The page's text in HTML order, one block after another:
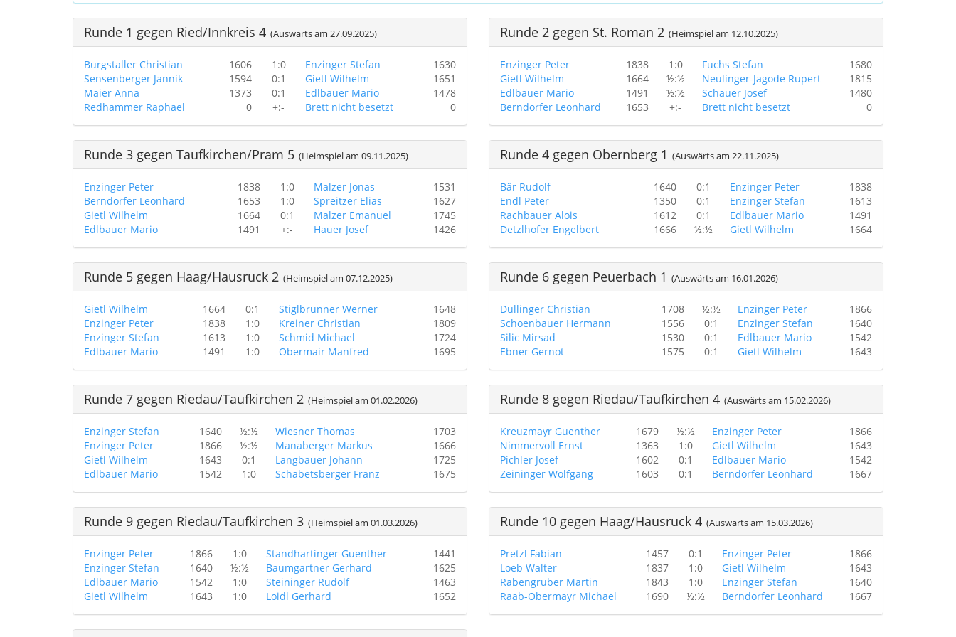
Runde 1 gegen Ried/Innkreis 4 (Auswärts am 27.09.2025)
Burgstaller Christian 1606 1:0 Enzinger Stefan
1630
Sensenberger Jannik
1594 0:1 Gietl Wilhelm
1651
Maier Anna
1373 0:1 Edlbauer Mario
1478
Redhammer Raphael
0 +:- Brett nicht besetzt 0
Runde 2 gegen St. Roman 2 (Heimspiel am 12.10.2025)
Enzinger Peter 1838 1:0 Fuchs Stefan
1680
Gietl Wilhelm
1664 ½:½ Neulinger-Jagode Rupert
1815
Edlbauer Mario
1491 ½:½ Schauer Josef
1480
Berndorfer Leonhard
1653 +:- Brett nicht besetzt 0
Runde 3 gegen Taufkirchen/Pram 5 (Heimspiel am 09.11.2025)
Enzinger Peter 1838 1:0 Malzer Jonas
1531
Berndorfer Leonhard
1653 1:0 Spreitzer Elias
1627
Gietl Wilhelm
1664 0:1 Malzer Emanuel
1745
Edlbauer Mario
1491 +:- Hauer Josef 1426
Runde 4 gegen Obernberg 1 (Auswärts am 22.11.2025)
Bär Rudolf 1640 0:1 Enzinger Peter
1838
Endl Peter
1350 0:1 Enzinger Stefan
1613
Rachbauer Alois
1612 0:1 Edlbauer Mario
1491
Detzlhofer Engelbert
1666 ½:½ Gietl Wilhelm 1664
Runde 5 gegen Haag/Hausruck 2 (Heimspiel am 07.12.2025)
Gietl Wilhelm 1664 0:1 Stiglbrunner Werner
1648
Enzinger Peter
1838 1:0 Kreiner Christian
1809
Enzinger Stefan
1613 1:0 Schmid Michael
1724
Edlbauer Mario
1491 1:0 Obermair Manfred 1695
Runde 6 gegen Peuerbach 1 (Auswärts am 16.01.2026)
Dullinger Christian 1708 ½:½ Enzinger Peter
1866
Schoenbauer Hermann
1556 0:1 Enzinger Stefan
1640
Silic Mirsad
1530 0:1 Edlbauer Mario
1542
Ebner Gernot
1575 0:1 Gietl Wilhelm 1643
Runde 7 gegen Riedau/Taufkirchen 2 (Heimspiel am 01.02.2026)
Enzinger Stefan 1640 ½:½ Wiesner Thomas
1703
Enzinger Peter
1866 ½:½ Manaberger Markus
1666
Gietl Wilhelm
1643 0:1 Langbauer Johann
1725
Edlbauer Mario
1542 1:0 Schabetsberger Franz 1675
Runde 8 gegen Riedau/Taufkirchen 4 (Auswärts am 15.02.2026)
Kreuzmayr Guenther 1679 ½:½ Enzinger Peter
1866
Nimmervoll Ernst
1363 1:0 Gietl Wilhelm
1643
Pichler Josef
1602 0:1 Edlbauer Mario
1542
Zeininger Wolfgang
1603 0:1 Berndorfer Leonhard 1667
Runde 9 gegen Riedau/Taufkirchen 3 (Heimspiel am 01.03.2026)
Enzinger Peter 1866 1:0 Standhartinger Guenther
1441
Enzinger Stefan
1640 ½:½ Baumgartner Gerhard
1625
Edlbauer Mario
1542 1:0 Steininger Rudolf
1463
Gietl Wilhelm
1643 1:0 Loidl Gerhard 1652
Runde 10 gegen Haag/Hausruck 4 (Auswärts am 15.03.2026)
Pretzl Fabian 1457 0:1 Enzinger Peter
1866
Loeb Walter
1837 1:0 Gietl Wilhelm
1643
Rabengruber Martin
1843 1:0 Enzinger Stefan
1640
Raab-Obermayr Michael
1690 ½:½ Berndorfer Leonhard 1667